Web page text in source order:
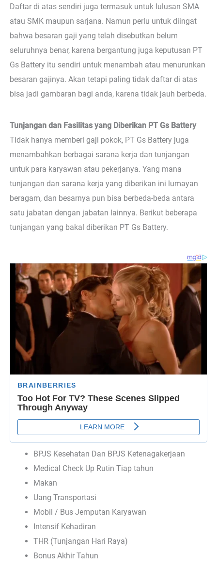
Daftar di atas sendiri juga termasuk untuk lulusan SMA
atau SMK maupun sarjana. Namun perlu untuk diingat
bahwa besaran gaji yang telah disebutkan belum
seluruhnya benar, karena bergantung juga keputusan PT
Gs Battery itu sendiri untuk menambah atau menurunkan
besaran gajinya. Akan tetapi paling tidak daftar di atas
bisa jadi gambaran bagi anda, karena tidak jauh berbeda.
Tunjangan dan Fasilitas yang Diberikan PT Gs Battery
Tidak hanya memberi gaji pokok, PT Gs Battery juga
menambahkan berbagai sarana kerja dan tunjangan
untuk para karyawan atau pekerjanya. Yang mana
tunjangan dan sarana kerja yang diberikan ini lumayan
beragam, dan besarnya pun bisa berbeda-beda antara
satu jabatan dengan jabatan lainnya. Berikut beberapa
tunjangan yang bakal diberikan PT Gs Battery.
BPJS Kesehatan Dan BPJS Ketenagakerjaan
Medical Check Up Rutin Tiap tahun
Makan
Uang Transportasi
Mobil / Bus Jemputan Karyawan
Intensif Kehadiran
THR (Tunjangan Hari Raya)
Bonus Akhir Tahun